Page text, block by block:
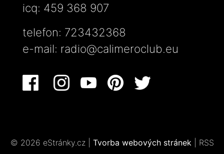
icq: 459 368 907
telefon: 723432368
e-mail: radio@calimeroclub.eu
© 2026 eStránky.cz Tvorba webových stránek RSS